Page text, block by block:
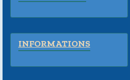
INFORMATIONS